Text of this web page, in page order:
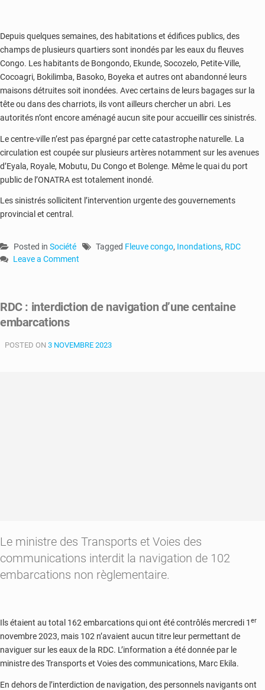
Depuis quelques semaines, des habitations et édifices publics, des
champs de plusieurs quartiers sont inondés par les eaux du fleuves
Congo. Les habitants de Bongondo, Ekunde, Socozelo, Petite-Ville,
Cocoagri, Bokilimba, Basoko, Boyeka et autres ont abandonné leurs
maisons détruites soit inondées. Avec certains de leurs bagages sur la
tête ou dans des charriots, ils vont ailleurs chercher un abri. Les
autorités n’ont encore aménagé aucun site pour accueillir ces sinistrés.
Le centre-ville n’est pas épargné par cette catastrophe naturelle. La
circulation est coupée sur plusieurs artères notamment sur les avenues
d’Eyala, Royale, Mobutu, Du Congo et Bolenge. Même le quai du port
public de l’ONATRA est totalement inondé.
Les sinistrés sollicitent l’intervention urgente des gouvernements
provincial et central.
Posted in Société Tagged Fleuve congo, Inondations, RDC
Leave a Comment
plusieurs
quartiers
par
RDC : interdiction de navigation d’une centaine
embarcations
POSTED ON 3 NOVEMBRE 2023
Le ministre des Transports et Voies des
communications interdit la navigation de 102
embarcations non règlementaire.
Ils étaient au total 162 embarcations qui ont été contrôlés mercredi 1 er
novembre 2023, mais 102 n’avaient aucun titre leur permettant de
naviguer sur les eaux de la RDC. L’information a été donnée par le
ministre des Transports et Voies des communications, Marc Ekila.
En dehors de l’interdiction de navigation, des personnels navigants ont